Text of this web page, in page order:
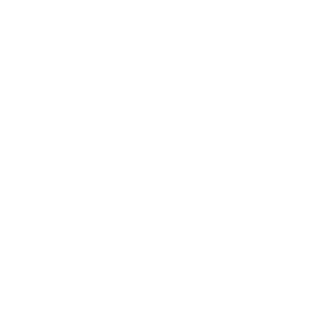
nicht bereits bei der Eintragung in
vorgelegt haben)
in unterschiedlicher Höhe anfallen.
bei der zuständigen